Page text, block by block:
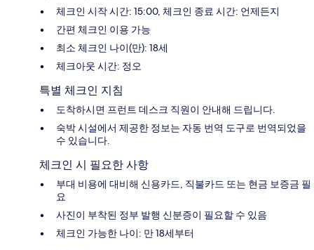
체크인 시작 시간: 15:00, 체크인 종료 시간: 언제든지
간편 체크인 이용 가능
최소 체크인 나이(만): 18세
체크아웃 시간: 정오
특별 체크인 지침
도착하시면 프런트 데스크 직원이 안내해 드립니다.
숙박 시설에서 제공한 정보는 자동 번역 도구로 번역되었을
수 있습니다.
체크인 시 필요한 사항
부대 비용에 대비해 신용카드, 직불카드 또는 현금 보증금 필
요
사진이 부착된 정부 발행 신분증이 필요할 수 있음
체크인 가능한 나이: 만 18세부터